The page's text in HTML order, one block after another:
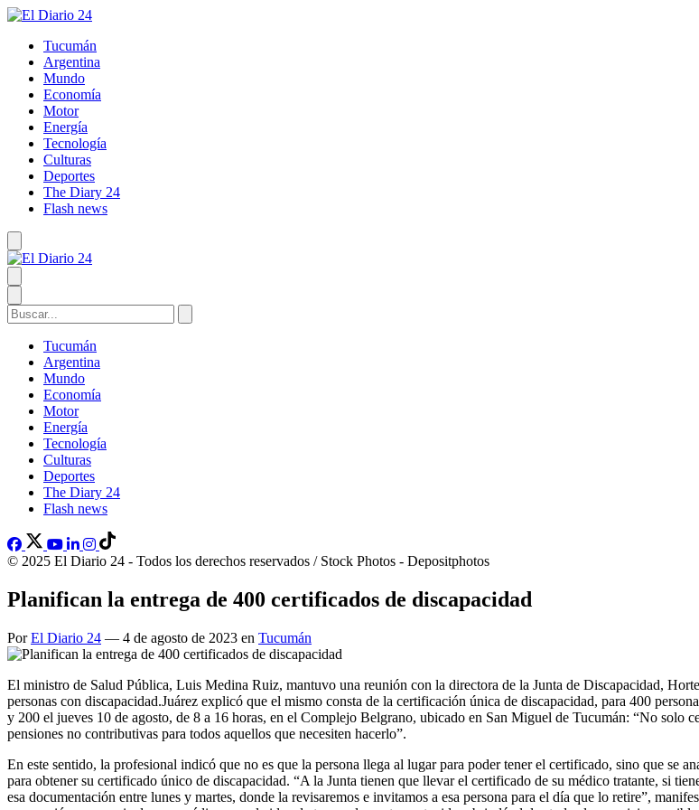
Tucumán
Argentina
Mundo
Economía
Motor
Energía
Tecnología
Culturas
Deportes
The Diary 24
Flash news
Tucumán
Argentina
Mundo
Economía
Motor
Energía
Tecnología
Culturas
Deportes
The Diary 24
Flash news
© 2025 El Diario 24 - Todos los derechos reservados / Stock Photos - Depositphotos
Planifican la entrega de 400 certificados de discapacidad
PorEl Diario 24 — 4 de agosto de 2023 en Tucumán
El ministro de Salud Pública, Luis Medina Ruiz, mantuvo una reunión con la directora de la Junta de Discapacidad,
personas con discapacidad.Juárez explicó que el mismo consta de la certificación única de discapacidad, para 400
y 200 el jueves 10 de agosto, de 8 a 16 horas, en el Complejo Belgrano, ubicado en San Miguel de Tucumán: “No solo
pensiones no contributivas para todos aquellos que necesiten hacerlo”.
En este sentido, la profesional indicó que no es que la persona llega al lugar para poder tener el certificado, sino que se
para obtener su certificado único de discapacidad. “A la Junta tienen que llevar el certificado de su médico tratante, si
esa documentación entre lunes y martes, donde la revisaremos e invitamos a esa persona para el día que lo retire”,